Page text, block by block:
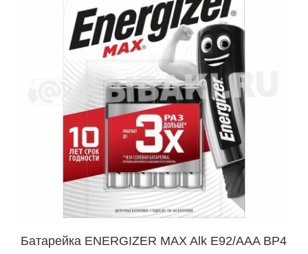
Батарейка ENERGIZER MAX Alk E92/AAA BP4